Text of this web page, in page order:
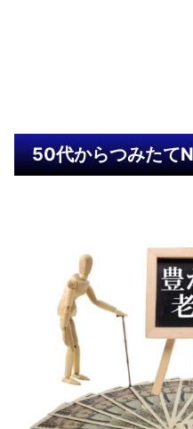
50代からつみたて